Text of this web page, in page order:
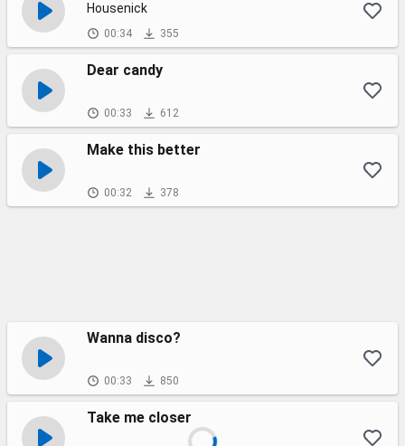
Housenick
00:34 355
Dear candy
00:33 612
Make this better
00:32 378
Wanna disco?
00:33 850
Take me closer